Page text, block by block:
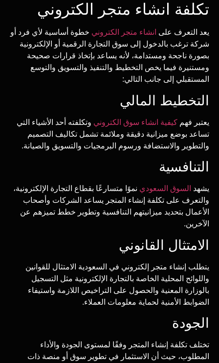
تكلفة انشاء متجر الكتروني
يعد التعرف على انشاء متجر الكتروني خطوة أساسية لأي فرد أو
شركة ترغب بالدخول إلى سوق التجارة الرقمية أو الإلكترونية
بصورة ناجحة ومستدامة، لأنه يساعد بإتخاذ قرارات صحيحة
ومستنيرة فيما يخص التخطيط والتنفيذ والتسويق والتوسع
المستقبلي إلى جانب التالي:
التخطيط المالي
يعتبر فهم كيفية انشاء سوق الكتروني وتكلفته أحد الأشياء التي
تساعد بوضع ميزانية دقيقة وملائمة تشمل تكاليف التصميم
والتطوير والاستضافة ورسوم البرمجيات والتسويق والصيانة.
التنافسية
يشهد السوق السعودي نموًا متسارعًا بقطاع التجارة الإلكترونية،
والتعرف على تكلفة إنشاء المتجر يساعد الشركات وأصحاب
الأعمال بتحديد ميزانيتهم التنافسية وتطوير خطط تميزهم عن
الآخرين.
الامتثال القانوني
يتطلب إنشاء متجر إلكتروني في السعودية الامتثال للقوانين
واللوائح المحلية الخاصة بالتجارة الإلكترونية مثل التسجيل
بالوزارة المعنية والحصول على التراخيص اللازمة واستيفاء
الضوابط الأمنية لحماية معلومات العملاء.
الجودة
تختلف تكلفة إنشاء المتجر وفقًا لمستوى الجودة والأداء
المطلوب، حيث أن الاستثمار في تطوير سوق أو منصة ذات